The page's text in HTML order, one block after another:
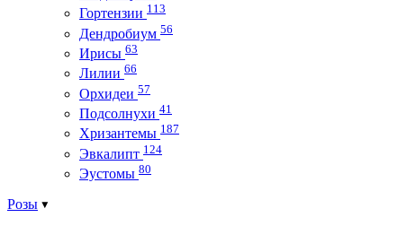
Гортензии 113
Дендробиум 56
Ирисы 63
Лилии 66
Орхидеи 57
Подсолнухи 41
Хризантемы 187
Эвкалипт 124
Эустомы 80
Розы